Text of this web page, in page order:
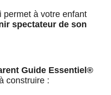
permet à votre enfant
spectateur de son
Guide Essentiel®
construire :